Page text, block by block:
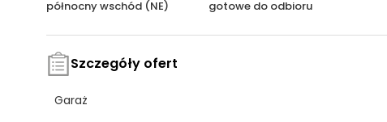
północny wschód (NE) gotowe do odbioru
Szczegóły ofert
Garaż